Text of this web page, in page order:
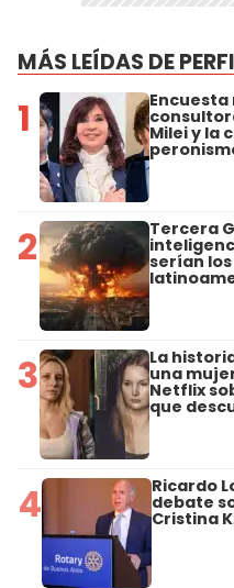
MÁS LEÍDAS DE
1 Milei y la
2 Tercera
serían
3 La
una
Netflix
que
4 Ricardo
debate
Cristina